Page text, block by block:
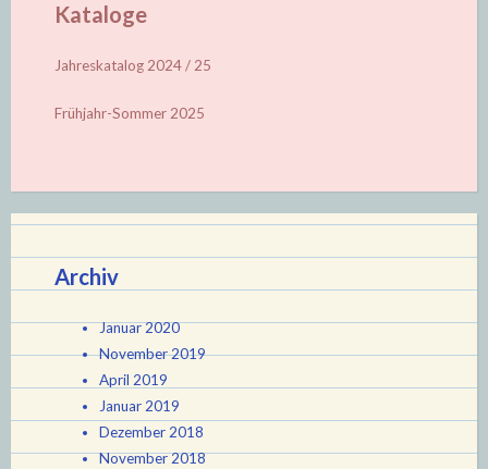
Kataloge
Jahreskatalog 2024 / 25
Frühjahr-Sommer 2025
Archiv
Januar 2020
November 2019
April 2019
Januar 2019
Dezember 2018
November 2018